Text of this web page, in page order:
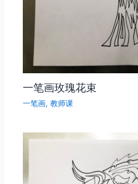
一笔画玫瑰花束
一笔画,教师课